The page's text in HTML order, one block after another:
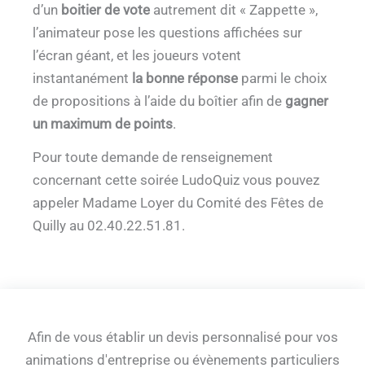
d’un boitier de vote autrement dit « Zappette »,
l’animateur pose les questions affichées sur
l’écran géant, et les joueurs votent
instantanément la bonne réponse parmi le choix
de propositions à l’aide du boîtier afin de gagner
un maximum de points.
Pour toute demande de renseignement
concernant cette soirée LudoQuiz vous pouvez
appeler Madame Loyer du Comité des Fêtes de
Quilly au 02.40.22.51.81.
Afin de vous établir un devis personnalisé pour vos
animations d'entreprise ou évènements particuliers